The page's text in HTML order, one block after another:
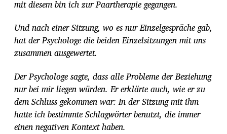
a
u
m
mit diesem bin ich zur Paartherapie gegangen.
Und nach einer Sitzung, wo es nur Einzelgespräche gab,
hat der Psychologe die beiden Einzelsitzungen mit uns
zusammen ausgewertet.
Der Psychologe sagte, dass alle Probleme der Beziehung
nur bei mir liegen würden. Er erklärte auch, wie er zu
dem Schluss gekommen war: In der Sitzung mit ihm
hatte ich bestimmte Schlagwörter benutzt, die immer
einen negativen Kontext haben.